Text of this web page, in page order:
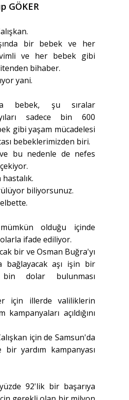
GÖKER
bir bebek ve her
ve her bebek gibi
bihaber.
yani.
bebek, şu sıralar
sadece bin 600
gibi yaşam mücadelesi
bebeklerimizden biri.
bu nedenle de nefes
biliyorsunuz.
olduğu içinde
ifade ediliyor.
bir ve Osman Buğra'yı
bağlayacak aşı işin bir
dolar bulunması
için illerde valiliklerin
kampanyaları açıldığını
için de Samsun'da
yardım kampanyası
92'lik bir başarıya